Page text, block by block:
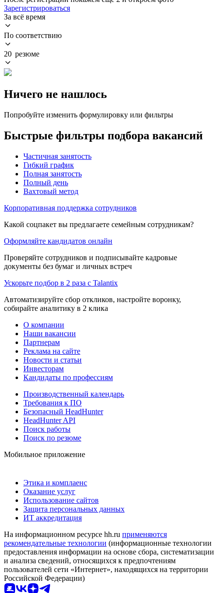
Зарегистрироваться
За всё время
По соответствию
20 резюме
Ничего не нашлось
Попробуйте изменить формулировку или фильтры
Быстрые фильтры подбора вакансий
Частичная занятость
Гибкий график
Полная занятость
Полный день
Вахтовый метод
Корпоративная поддержка сотрудников
Какой соцпакет вы предлагаете семейным сотрудникам?
Оформляйте кандидатов онлайн
Проверяйте сотрудников и подписывайте кадровые
документы без бумаг и личных встреч
Ускорьте подбор в 2 раза с Talantix
Автоматизируйте сбор откликов, настройте воронку,
собирайте аналитику в 2 клика
О компании
Наши вакансии
Партнерам
Реклама на сайте
Новости и статьи
Инвесторам
Кандидаты по профессиям
Производственный календарь
Требования к ПО
Безопасный HeadHunter
HeadHunter API
Поиск работы
Поиск по резюме
Мобильное приложение
Этика и комплаенс
Оказание услуг
Использование сайтов
Защита персональных данных
ИТ аккредитация
На информационном ресурсе hh.ru применяются
рекомендательные технологии (информационные технологии
предоставления информации на основе сбора, систематизации
и анализа сведений, относящихся к предпочтениям
пользователей сети «Интернет», находящихся на территории
Российской Федерации)